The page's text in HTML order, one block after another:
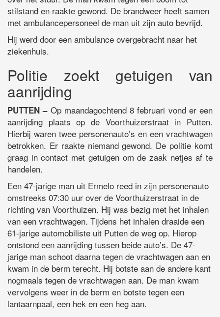
stilstand en raakte gewond. De brandweer heeft samen
met ambulancepersoneel de man uit zijn auto bevrijd.
Hij werd door een ambulance overgebracht naar het
ziekenhuis.
Politie zoekt getuigen van
aanrijding
PUTTEN –Op maandagochtend 8 februari vond er een
aanrijding plaats op de Voorthuizerstraat in Putten.
Hierbij waren twee personenauto’s en een vrachtwagen
betrokken. Er raakte niemand gewond. De politie komt
graag in contact met getuigen om de zaak netjes af te
handelen.
Een 47-jarige man uit Ermelo reed in zijn personenauto
omstreeks 07:30 uur over de Voorthuizerstraat in de
richting van Voorthuizen. Hij was bezig met het inhalen
van een vrachtwagen. Tijdens het inhalen draaide een
61-jarige automobiliste uit Putten de weg op. Hierop
ontstond een aanrijding tussen beide auto’s. De 47-
jarige man schoot daarna tegen de vrachtwagen aan en
kwam in de berm terecht. Hij botste aan de andere kant
nogmaals tegen de vrachtwagen aan. De man kwam
vervolgens weer in de berm en botste tegen een
lantaarnpaal, een hek en een heg aan.